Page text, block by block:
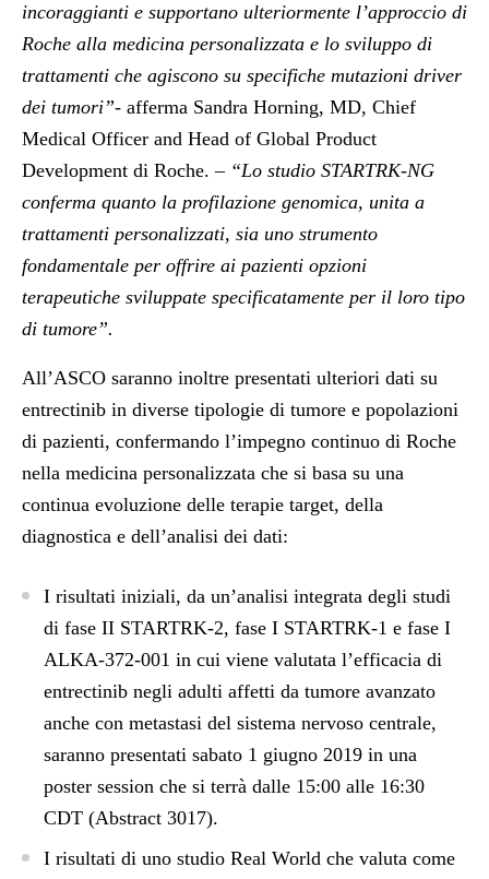
incoraggianti e supportano ulteriormente l’approccio di
Roche alla medicina personalizzata e lo sviluppo di
trattamenti che agiscono su specifiche mutazioni driver
dei tumori”- afferma Sandra Horning, MD, Chief
Medical Officer and Head of Global Product
Development di Roche. – “Lo studio STARTRK-NG
conferma quanto la profilazione genomica, unita a
trattamenti personalizzati, sia uno strumento
fondamentale per offrire ai pazienti opzioni
terapeutiche sviluppate specificatamente per il loro tipo
di tumore”.
All’ASCO saranno inoltre presentati ulteriori dati su
entrectinib in diverse tipologie di tumore e popolazioni
di pazienti, confermando l’impegno continuo di Roche
nella medicina personalizzata che si basa su una
continua evoluzione delle terapie target, della
diagnostica e dell’analisi dei dati:
I risultati iniziali, da un’analisi integrata degli studi
di fase II STARTRK-2, fase I STARTRK-1 e fase I
ALKA-372-001 in cui viene valutata l’efficacia di
entrectinib negli adulti affetti da tumore avanzato
anche con metastasi del sistema nervoso centrale,
saranno presentati sabato 1 giugno 2019 in una
poster session che si terrà dalle 15:00 alle 16:30
CDT (Abstract 3017).
I risultati di uno studio Real World che valuta come